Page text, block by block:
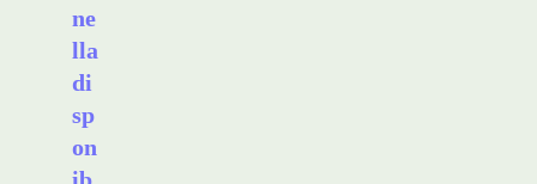
ne
lla
di
sp
on